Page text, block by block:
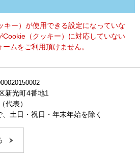
キー）が使用できる設定になっていな
Cookie（クッキー）に対応していない
ムをご利用頂けません。
新光町4番地1
代表）
土日・祝日・年末年始を除く